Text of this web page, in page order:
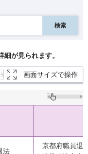
が見られます。
画面サイズで操作
法
京都府職員退